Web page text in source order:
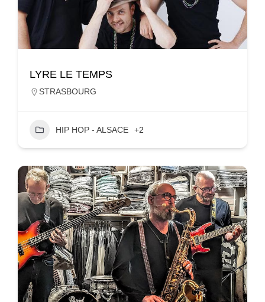
LYRE LE TEMPS
STRASBOURG
HIP HOP - ALSACE +2